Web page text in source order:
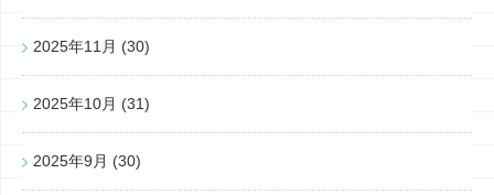
2025年11月 (30)
2025年10月 (31)
2025年9月 (30)